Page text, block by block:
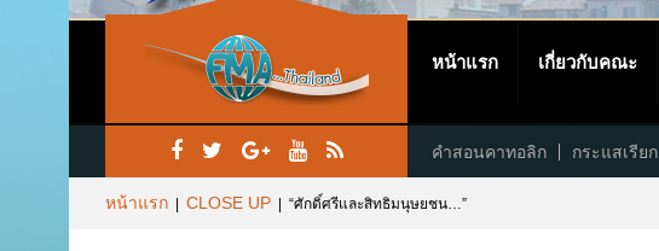
หน้าแรก เกี่ยวกับคณะ
คำสอนคาทอลิก กระแสเรียก
หน้าแรก CLOSE UP “ศักดิ์ศรีและสิทธิมนุษยชน…”